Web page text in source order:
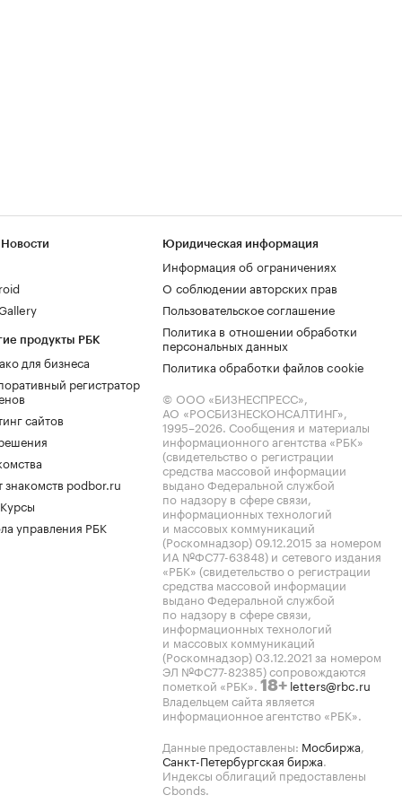
продукты РБК
для бизнеса
регистратор
сайтов
знакомств podbor.ru
управления РБК
Юридическая информация
Информация об ограничениях
О соблюдении авторских прав
Пользовательское соглашение
Политика в отношении обработки
персональных данных
Политика обработки файлов cookie
© ООО «БИЗНЕСПРЕСС»,
АО «РОСБИЗНЕСКОНСАЛТИНГ»,
1995–2026. Сообщения и материалы
информационного агентства «РБК»
(свидетельство о регистрации
средства массовой информации
выдано Федеральной службой
по надзору в сфере связи,
информационных технологий
и массовых коммуникаций
(Роскомнадзор) 09.12.2015 за номером
ИА №ФС77-63848) и сетевого издания
«РБК» (свидетельство о регистрации
средства массовой информации
выдано Федеральной службой
по надзору в сфере связи,
информационных технологий
и массовых коммуникаций
(Роскомнадзор) 03.12.2021 за номером
ЭЛ №ФС77-82385) сопровождаются
пометкой «РБК». 18+ letters@rbc.ru
Владельцем сайта является
информационное агентство «РБК».
Данные предоставлены: Мосбиржа,
Санкт-Петербургская биржа.
Индексы облигаций предоставлены
Cbonds.